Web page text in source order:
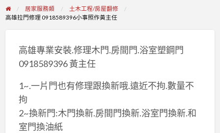
居家服務類
土木工程/房屋翻修
高雄拉門修理 0918589396小事照作黃主任
高雄專業安裝.修理木門.房間門.浴室塑鋼門
0918589396 黃主任
1~.一片門也有修理跟換新哦.遠近不拘.數量不
拘
2~換新門:木門換新.房間門換新.浴室門換新.和
室門換油紙